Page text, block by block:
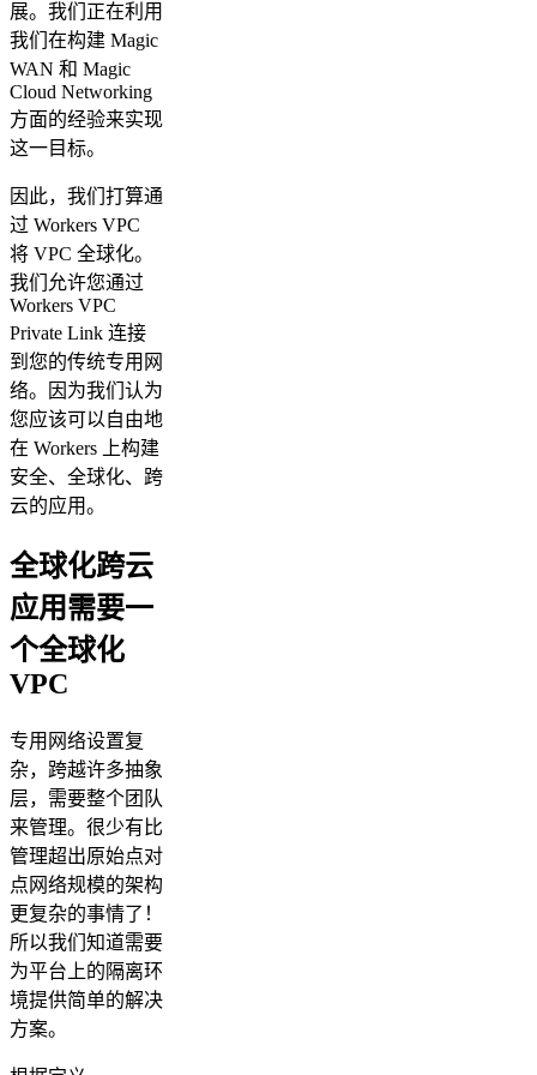
展。我们正在利用
我们在构建 Magic
WAN 和 Magic
Cloud Networking
方面的经验来实现
这一目标。
因此，我们打算通
过 Workers VPC
将 VPC 全球化。
我们允许您通过
Workers VPC
Private Link 连接
到您的传统专用网
络。因为我们认为
您应该可以自由地
在 Workers 上构建
安全、全球化、跨
云的应用。
全球化跨云
应用需要一
个全球化
VPC
专用网络设置复
杂，跨越许多抽象
层，需要整个团队
来管理。很少有比
管理超出原始点对
点网络规模的架构
更复杂的事情了！
所以我们知道需要
为平台上的隔离环
境提供简单的解决
方案。